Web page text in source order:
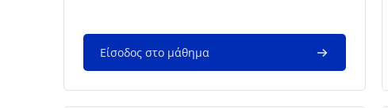
Είσοδος στο μάθημα